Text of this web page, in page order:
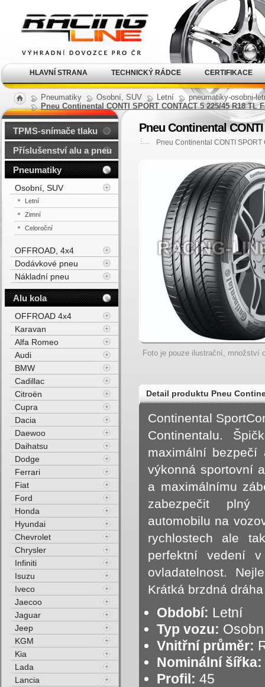
Pneumatiky Osobní, SUV Letní
pneumatiky-osobni-
Pneu Continental CONTI SPORT CONTACT 5 225/45 R18 TL
Pneu Continental
Pneu Continental CONTI
Foto je pouze ilustrační, množství
Detail produktu Pneu
91Y Letní
Continental
Continentalu.
maximální
výkonná sportovní
a maximálnímu
zabezpečit plný
automobilu na
rychlostech ale
perfektní vedení
ovladatelnost.
Krátká brzdná
Období: Letní
Typ vozu:
Vnitřní průměr:
Nominální šířka:
Profil: 45
TPMS-snímače tlaku
Příslušenství alu a pneu
Pneumatiky
Osobní, SUV
Letní
Zimní
Celoroční
OFFROAD, 4x4
Dodávkové pneu
Nákladní pneu
Alu kola
OFFROAD 4x4
Karavan
Alfa Romeo
Audi
BMW
Cadillac
Citroën
Cupra
Dacia
Daewoo
Daihatsu
Dodge
Ferrari
Fiat
Ford
Honda
Hyundai
Chevrolet
Chrysler
Infiniti
Isuzu
Iveco
Jaecoo
Jaguar
Jeep
KGM
Kia
Lada
Lancia
kola Racing Line
HLAVNÍ STRANA TECHNICKÝ RÁDCE CERTIFIKACE